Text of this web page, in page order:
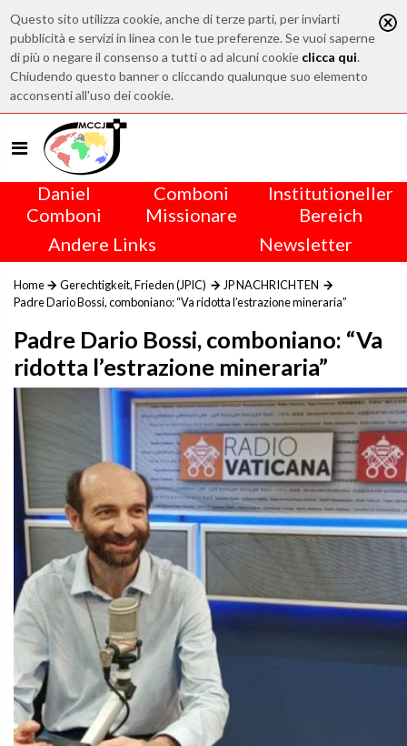
Questo sito utilizza cookie, anche di terze parti, per inviarti
pubblicità e servizi in linea con le tue preferenze. Se vuoi saperne
di più o negare il consenso a tutti o ad alcuni cookie clicca qui.
Chiudendo questo banner o cliccando qualunque suo elemento
acconsenti all'uso dei cookie.
Daniel
Comboni
Comboni
Missionare
Institutioneller
Bereich
Andere Links
Newsletter
Home Gerechtigkeit, Frieden (JPIC)
JP NACHRICHTEN
Padre Dario Bossi, comboniano: “Va ridotta l’estrazione mineraria”
Padre Dario Bossi, comboniano: “Va
ridotta l’estrazione mineraria”